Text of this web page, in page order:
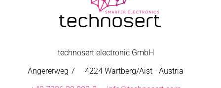
technosert electronic GmbH
Angererweg 7
4224 Wartberg/Aist - Austria